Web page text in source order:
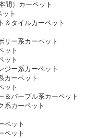
間）カーペット
ト
＆タイルカーペット
リー系カーペット
ット
ット
ジー系カーペット
カーペット
ット
＆パープル系カーペット
系カーペット
ペット
ペット